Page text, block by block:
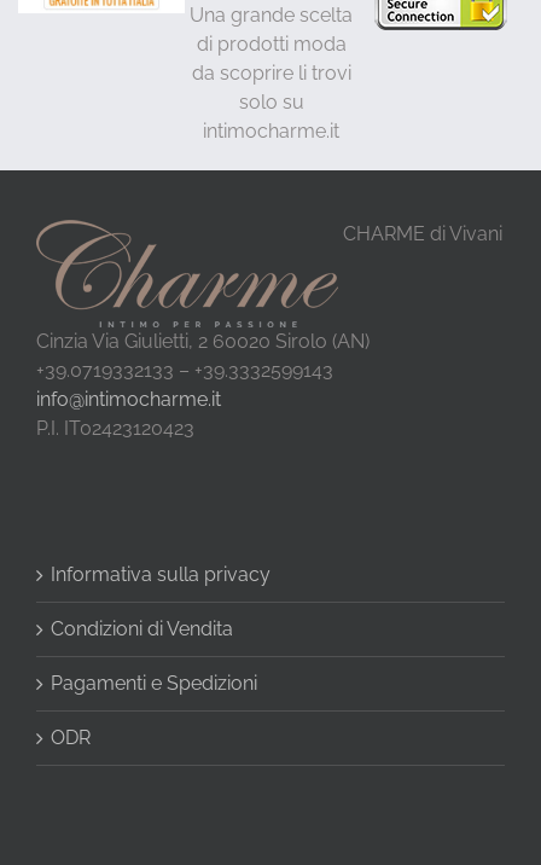
Una grande scelta
di prodotti moda
da scoprire li trovi
solo su
intimocharme.it
CHARME di Vivani
Cinzia Via Giulietti, 2 60020 Sirolo (AN)
+39.0719332133 – +39.3332599143
info@intimocharme.it
P.I. IT02423120423
Informativa sulla privacy
Condizioni di Vendita
Pagamenti e Spedizioni
ODR